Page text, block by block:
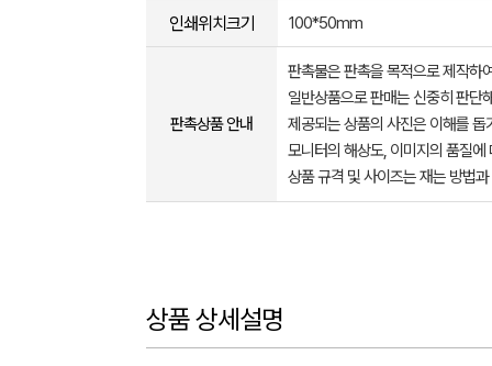
인쇄위치크기 100*50mm
판촉상품 안내
판촉물은 판촉을 목적으로 제작하
일반상품으로 판매는 신중히 판단
제공되는 상품의 사진은 이해를
모니터의 해상도, 이미지의 품질
상품 규격 및 사이즈는 재는 방법
상품 상세설명